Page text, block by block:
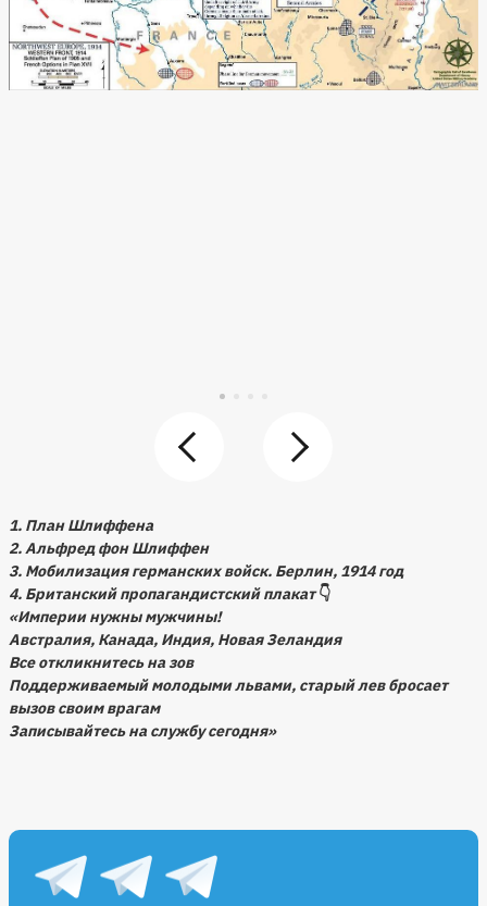
1. План Шлиффена
2. Альфред фон Шлиффен
3. Мобилизация германских войск. Берлин, 1914 год
4. Британский пропагандистский плакат👇
«Империи нужны мужчины!
Австралия, Канада, Индия, Новая Зеландия
Все откликнитесь на зов
Поддерживаемый молодыми львами, старый лев бросает
вызов своим врагам
Записывайтесь на службу сегодня»